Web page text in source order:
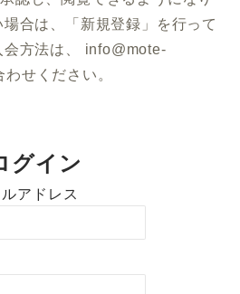
合は、「新規登録」を行って
会方法は、 info@mote-
せください。
グイン
アドレス